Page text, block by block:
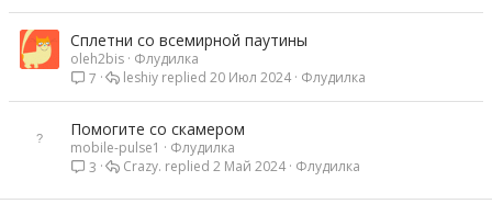
Сплетни со всемирной паутины
oleh2bis Флудилка
7
Флудилка
20 Июл 2024
leshiy
Помогите со скамером
mobile-pulse1
Флудилка
3
Флудилка
2 Май 2024
Crazy.